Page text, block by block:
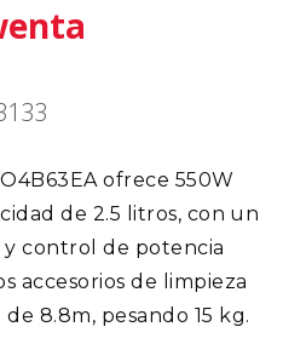
ofrece 550W
de 2.5 litros, con un
control de potencia
accesorios de limpieza
8.8m, pesando 15 kg.